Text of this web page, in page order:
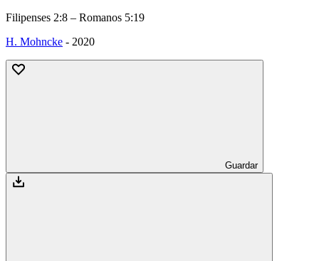
Filipenses 2:8 – Romanos 5:19
H. Mohncke - 2020
Guardar